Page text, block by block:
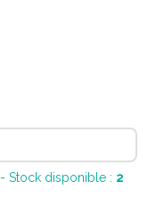
- Stock disponible : 2